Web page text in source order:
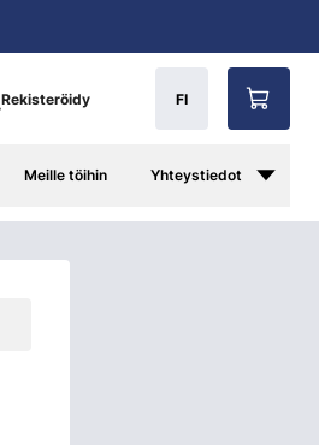
Rekisteröidy FI
Meille töihin Yhteystiedot